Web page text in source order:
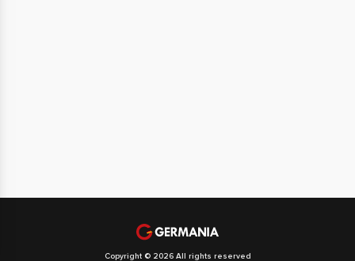
Copyright © 2026 All rights reserved